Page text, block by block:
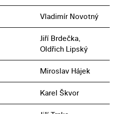
Vladimír Novotný
Jiří Brdečka,
Oldřich Lipský
Miroslav Hájek
Karel Škvor